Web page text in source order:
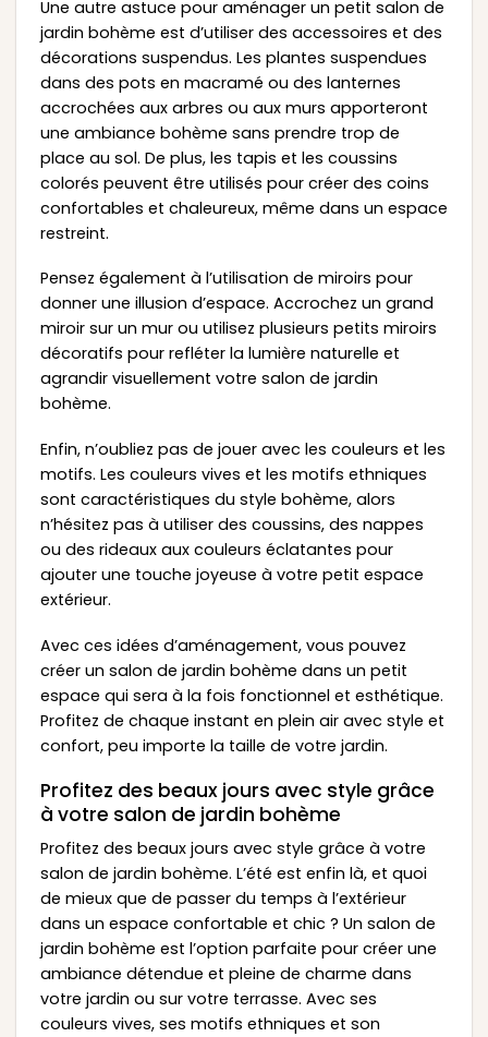
Une autre astuce pour aménager un petit salon de
jardin bohème est d’utiliser des accessoires et des
décorations suspendus. Les plantes suspendues
dans des pots en macramé ou des lanternes
accrochées aux arbres ou aux murs apporteront
une ambiance bohème sans prendre trop de
place au sol. De plus, les tapis et les coussins
colorés peuvent être utilisés pour créer des coins
confortables et chaleureux, même dans un espace
restreint.
Pensez également à l’utilisation de miroirs pour
donner une illusion d’espace. Accrochez un grand
miroir sur un mur ou utilisez plusieurs petits miroirs
décoratifs pour refléter la lumière naturelle et
agrandir visuellement votre salon de jardin
bohème.
Enfin, n’oubliez pas de jouer avec les couleurs et les
motifs. Les couleurs vives et les motifs ethniques
sont caractéristiques du style bohème, alors
n’hésitez pas à utiliser des coussins, des nappes
ou des rideaux aux couleurs éclatantes pour
ajouter une touche joyeuse à votre petit espace
extérieur.
Avec ces idées d’aménagement, vous pouvez
créer un salon de jardin bohème dans un petit
espace qui sera à la fois fonctionnel et esthétique.
Profitez de chaque instant en plein air avec style et
confort, peu importe la taille de votre jardin.
Profitez des beaux jours avec style grâce
à votre salon de jardin bohème
Profitez des beaux jours avec style grâce à votre
salon de jardin bohème. L’été est enfin là, et quoi
de mieux que de passer du temps à l’extérieur
dans un espace confortable et chic ? Un salon de
jardin bohème est l’option parfaite pour créer une
ambiance détendue et pleine de charme dans
votre jardin ou sur votre terrasse. Avec ses
couleurs vives, ses motifs ethniques et son